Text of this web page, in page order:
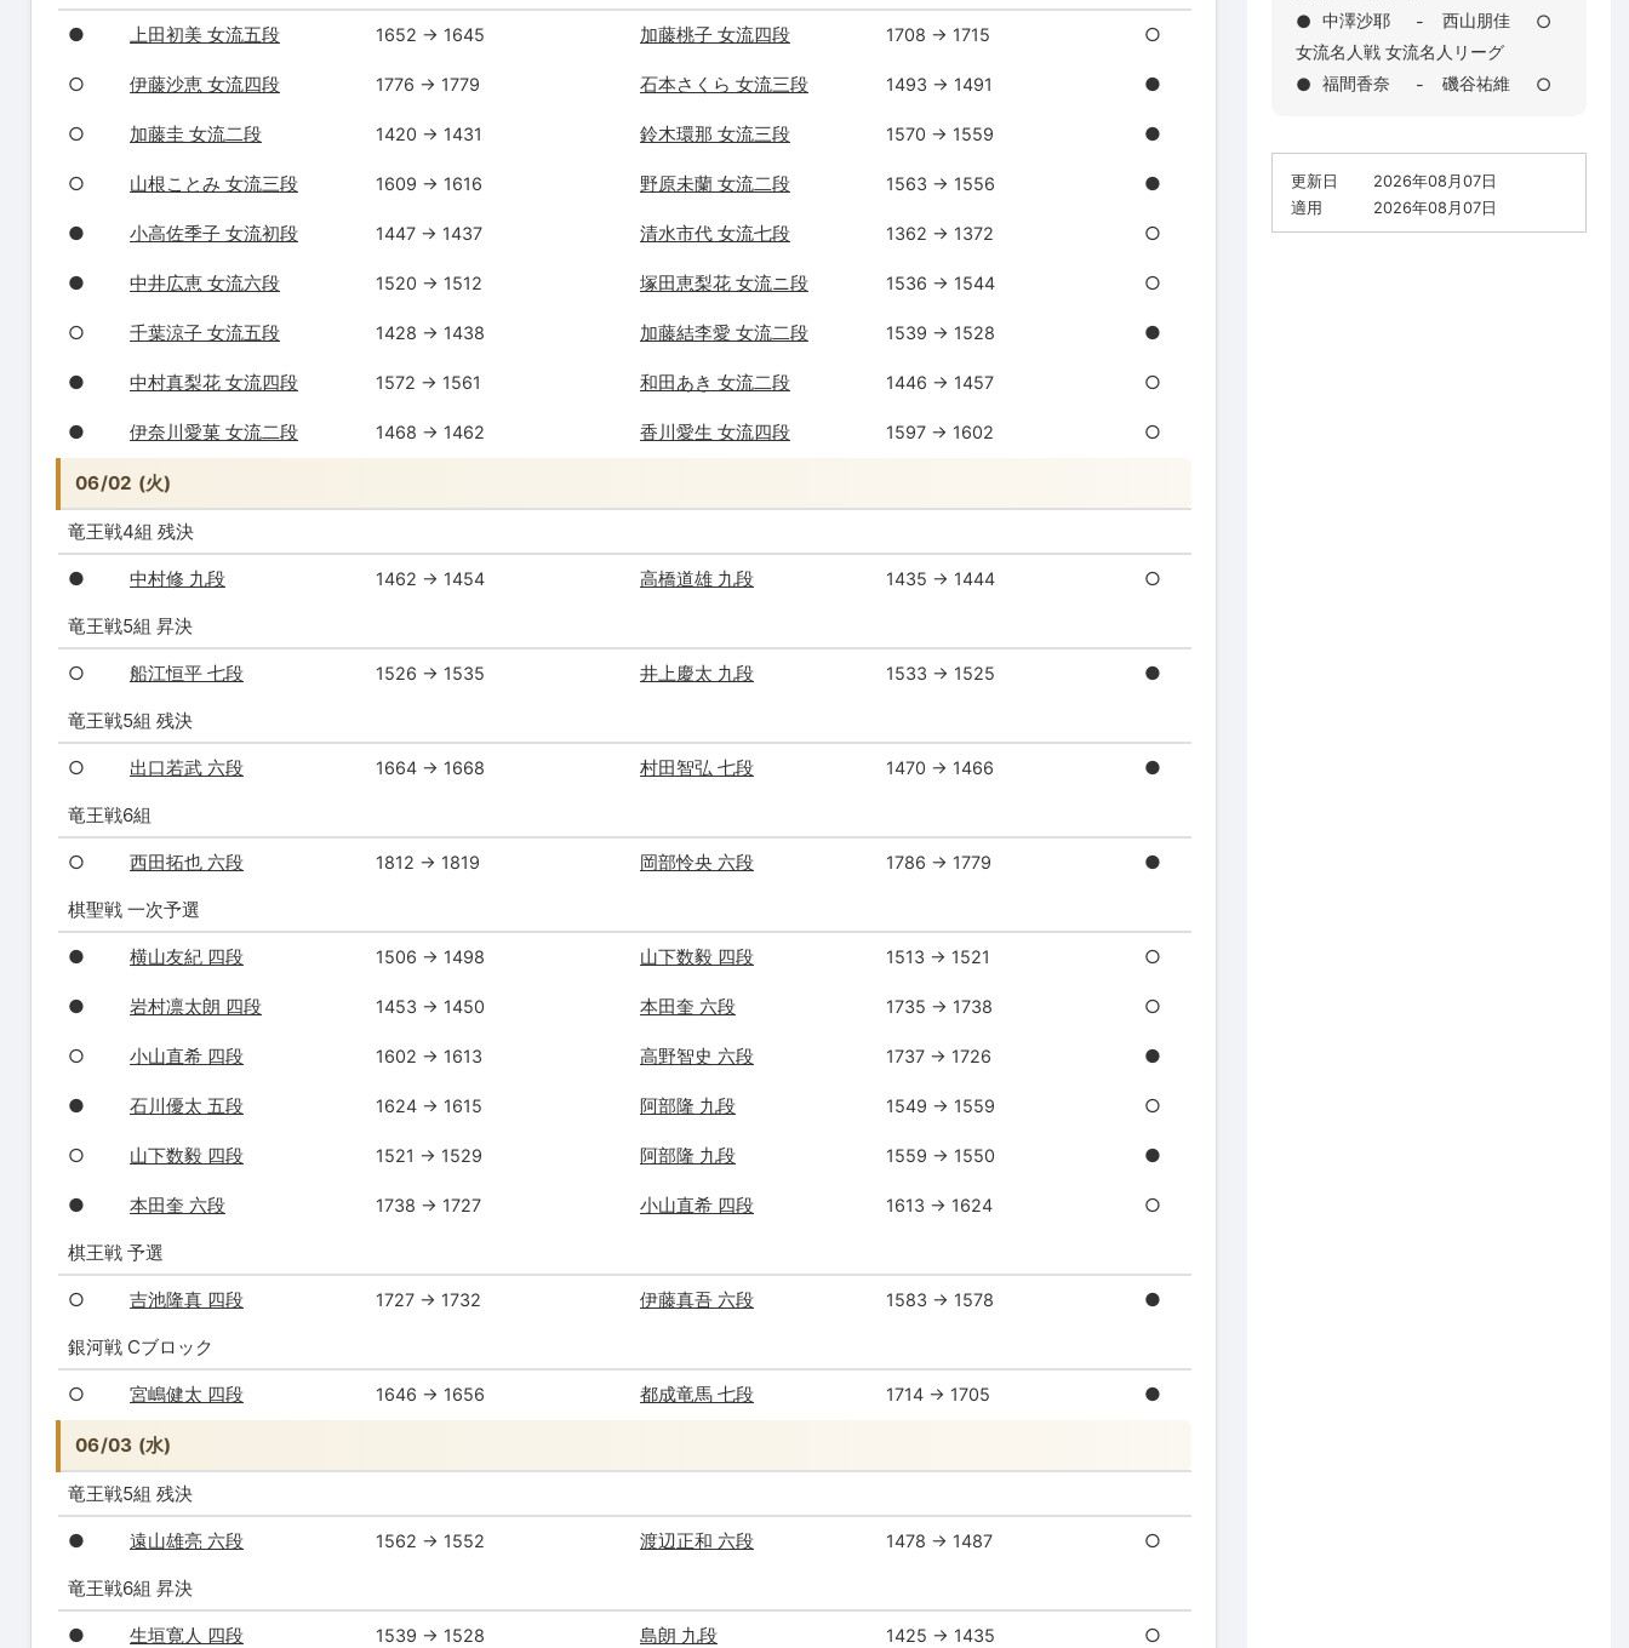
● 上田初美 女流五段 1652 → 1645 加藤桃子 女流四段 1708 → 1715 ○
○ 伊藤沙恵 女流四段 1776 → 1779 石本さくら 女流三段 1493 → 1491 ●
○ 加藤圭 女流二段 1420 → 1431 鈴木環那 女流三段 1570 → 1559 ●
○ 山根ことみ 女流三段 1609 → 1616 野原未蘭 女流二段 1563 → 1556 ●
● 小高佐季子 女流初段 1447 → 1437 清水市代 女流七段 1362 → 1372 ○
● 中井広恵 女流六段 1520 → 1512 塚田恵梨花 女流ニ段 1536 → 1544 ○
○ 千葉涼子 女流五段 1428 → 1438 加藤結李愛 女流二段 1539 → 1528 ●
● 中村真梨花 女流四段 1572 → 1561 和田あき 女流二段 1446 → 1457 ○
● 伊奈川愛菓 女流二段 1468 → 1462 香川愛生 女流四段 1597 → 1602 ○
06/02 (火)
竜王戦4組 残決
● 中村修 九段 1462 → 1454 高橋道雄 九段 1435 → 1444 ○
竜王戦5組 昇決
○ 船江恒平 七段 1526 → 1535 井上慶太 九段 1533 → 1525 ●
竜王戦5組 残決
○ 出口若武 六段 1664 → 1668 村田智弘 七段 1470 → 1466 ●
竜王戦6組
○ 西田拓也 六段 1812 → 1819 岡部怜央 六段 1786 → 1779 ●
棋聖戦 一次予選
● 横山友紀 四段 1506 → 1498 山下数毅 四段 1513 → 1521 ○
● 岩村凛太朗 四段 1453 → 1450 本田奎 六段 1735 → 1738 ○
○ 小山直希 四段 1602 → 1613 高野智史 六段 1737 → 1726 ●
● 石川優太 五段 1624 → 1615 阿部隆 九段 1549 → 1559 ○
○ 山下数毅 四段 1521 → 1529 阿部隆 九段 1559 → 1550 ●
● 本田奎 六段 1738 → 1727 小山直希 四段 1613 → 1624 ○
棋王戦 予選
○ 吉池隆真 四段 1727 → 1732 伊藤真吾 六段 1583 → 1578 ●
銀河戦 Cブロック
○ 宮嶋健太 四段 1646 → 1656 都成竜馬 七段 1714 → 1705 ●
06/03 (水)
竜王戦5組 残決
● 遠山雄亮 六段 1562 → 1552 渡辺正和 六段 1478 → 1487 ○
竜王戦6組 昇決
● 生垣寛人 四段 1539 → 1528 島朗 九段 1425 → 1435 ○
● 中澤沙耶 - 西山朋佳
○
女流名人戦 女流名人リーグ
● 福間香奈 - 磯谷祐維 ○
更新日
2026年08月07日
適用
2026年08月07日